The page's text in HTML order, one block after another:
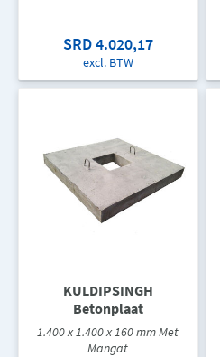
SRD 4.020,17
excl. BTW
KULDIPSINGH
Betonplaat
1.400 x 1.400 x 160 mm Met
Mangat